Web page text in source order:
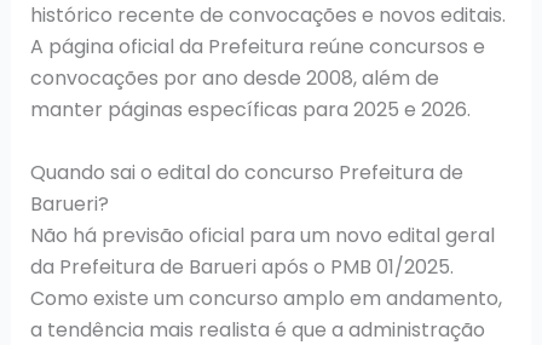
histórico recente de convocações e novos editais.
A página oficial da Prefeitura reúne concursos e
convocações por ano desde 2008, além de
manter páginas específicas para 2025 e 2026.
Quando sai o edital do concurso Prefeitura de
Barueri?
Não há previsão oficial para um novo edital geral
da Prefeitura de Barueri após o PMB 01/2025.
Como existe um concurso amplo em andamento,
a tendência mais realista é que a administração